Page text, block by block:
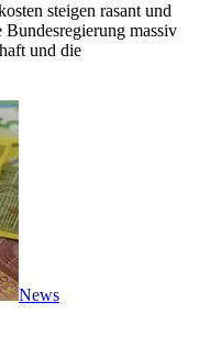
steigen rasant und
massiv
und die
News